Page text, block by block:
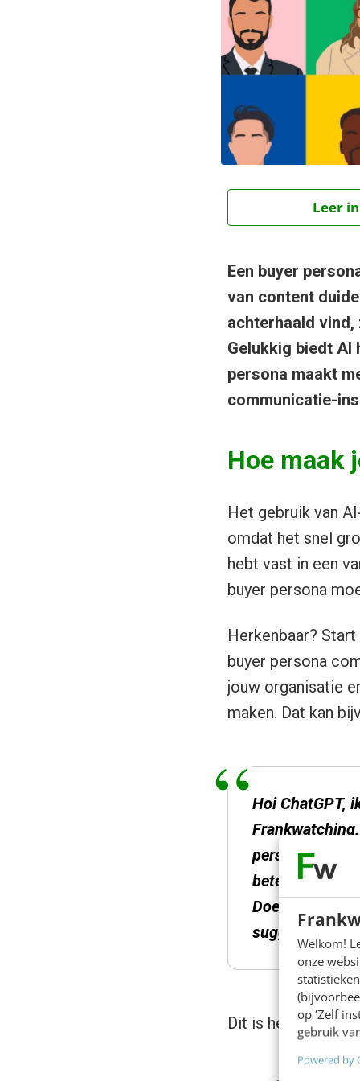
Welkom!
onze
op ‘Zelf
gebruik
Powered by
Leer
Een buyer
van content
achterhaald
Gelukkig biedt AI
persona maakt
communicatie-
Hoe maak
Het gebruik van
omdat het snel
hebt vast in een
buyer persona
Herkenbaar?
buyer persona
jouw organisatie
maken. Dat kan
Hoi ChatGPT,
persona
beter
Doe dit in de
suggesties
Dit is het